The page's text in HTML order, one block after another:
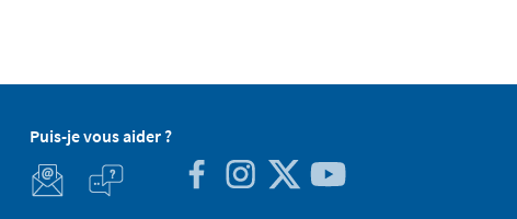
Puis-je vous aider ?